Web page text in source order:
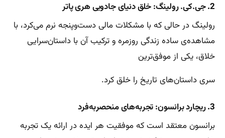
2. جی.کی. رولینگ: خلق دنیای جادویی هری پاتر
رولینگ در حالی که با مشکلات مالی دست‌وپنجه نرم می‌کرد، با
مشاهده‌ی ساده زندگی روزمره و ترکیب آن با داستان‌سرایی
خلاق، یکی از موفق‌ترین
سری داستان‌های تاریخ را خلق کرد.
3. ریچارد برانسون: تجربه‌های منحصر‌به‌فرد
برانسون معتقد است که موفقیت هر ایده در ارائه یک تجربه